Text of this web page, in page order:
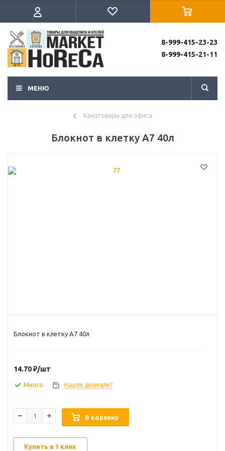
8-999-415-23-23
8-999-415-21-11
МЕНЮ
Канцтовары для офиса
Блокнот в клетку А7 40л
Блокнот в клетку А7 40л
14.70₽/шт
Много Нашли дешевле?
В корзину
Купить в 1 клик